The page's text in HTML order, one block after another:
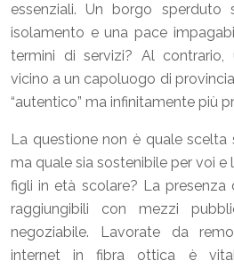
essenziali. Un borgo sperduto
isolamento e una pace
termini di servizi? Al
vicino a un capoluogo di
“autentico” ma infinitamente più
La questione non è quale scelta
ma quale sia sostenibile per voi
figli in età scolare? La
raggiungibili con mezzi
negoziabile. Lavorate da
internet in fibra ottica è